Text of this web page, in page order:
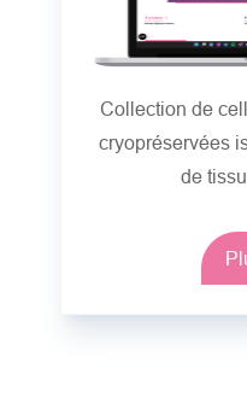
Collection de
cryopréservées
de